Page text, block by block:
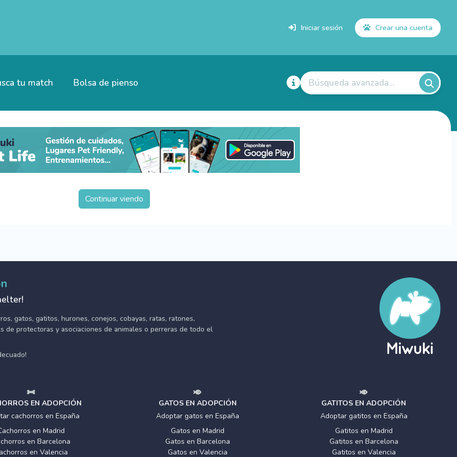
Iniciar sesión Crear una cuenta
tu match Bolsa de pienso Búsqueda avanzada...
Continuar viendo
gatos, gatitos, hurones, conejos, cobayas, ratas, ratones,
de protectoras y asociaciones de animales o perreras de todo el
EN ADOPCIÓN
cachorros en España
en Madrid
en Barcelona
en Valencia
GATOS EN ADOPCIÓN
Adoptar gatos en España
Gatos en Madrid
Gatos en Barcelona
Gatos en Valencia
GATITOS EN ADOPCIÓN
Adoptar gatitos en España
Gatitos en Madrid
Gatitos en Barcelona
Gatitos en Valencia